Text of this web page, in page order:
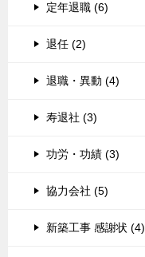
定年退職 (6)
退任 (2)
退職・異動 (4)
寿退社 (3)
功労・功績 (3)
協力会社 (5)
新築工事 感謝状 (4)